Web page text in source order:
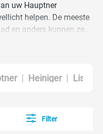
uw Hauptner
helpen. De meeste
en anders kunnen ze
Heiniger Liscop
Filter